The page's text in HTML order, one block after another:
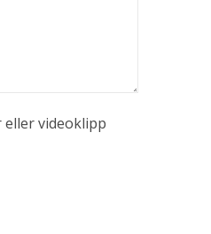
eller videoklipp